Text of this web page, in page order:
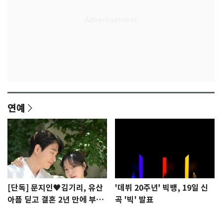
연예
[단독] 문지인♥김기리, 유산
아픔 딛고 결혼 2년 만에 부모
'데뷔 20주년' 빅뱅, 19일 신
곡 '빅' 발표